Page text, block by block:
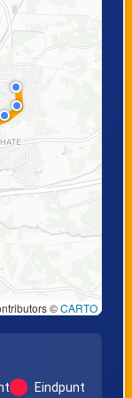
©CARTO
Eindpunt